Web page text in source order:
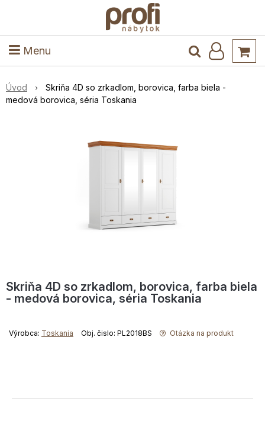
Menu
Kuchyňa a jedáleň
Úvod
Skriňa 4D so zrkadlom, borovica, farba biela -
medová borovica, séria Toskania
Skriňa 4D so zrkadlom, borovica, farba biela
- medová borovica, séria Toskania
Výrobca: Toskania Obj. čislo: PL2018BS Otázka na produkt